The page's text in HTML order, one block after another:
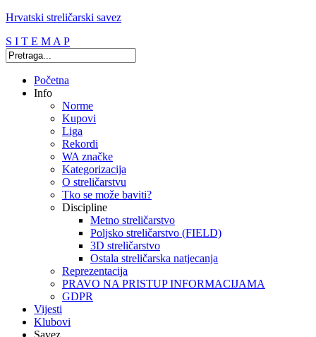
Hrvatski streličarski savez
S I T E M A P
Početna
Info
Norme
Kupovi
Liga
Rekordi
WA značke
Kategorizacija
O streličarstvu
Tko se može baviti?
Discipline
Metno streličarstvo
Poljsko streličarstvo (FIELD)
3D streličarstvo
Ostala streličarska natjecanja
Reprezentacija
PRAVO NA PRISTUP INFORMACIJAMA
GDPR
Vijesti
Klubovi
Savez